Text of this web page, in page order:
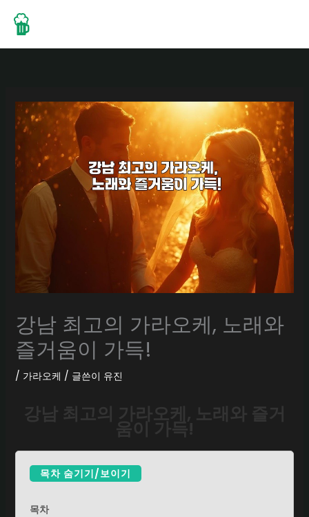
로
강남 최고의 가라오케, 노래와
즐거움이 가득!
/ 가라오케 / 글쓴이 유진
강남 최고의 가라오케, 노래와 즐거
움이 가득!
목차 숨기기/보이기
목차